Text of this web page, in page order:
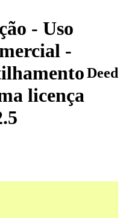
- Uso
-
licença
Deed